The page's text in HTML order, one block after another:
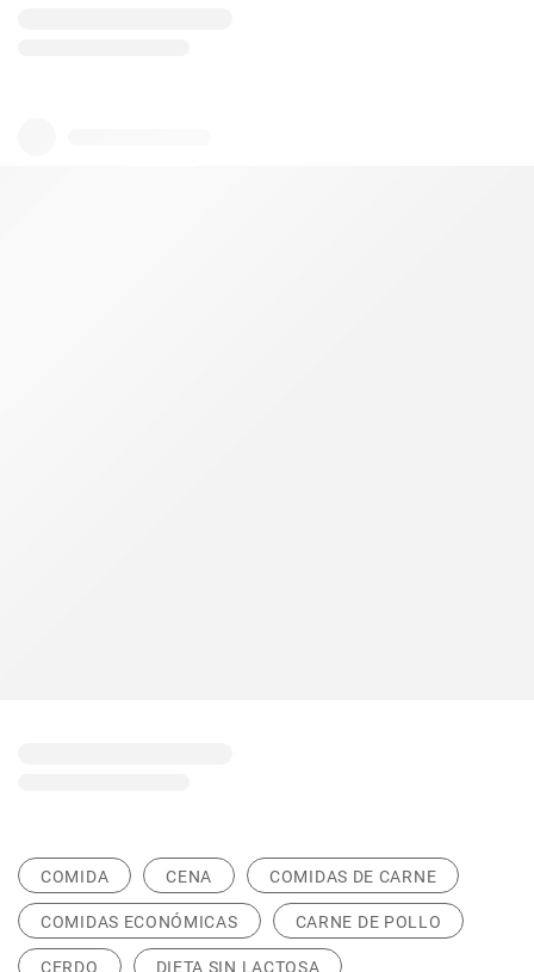
COMIDA CENA COMIDAS DE CARNE
COMIDAS ECONÓMICAS CARNE DE POLLO
CERDO DIETA SIN LACTOSA